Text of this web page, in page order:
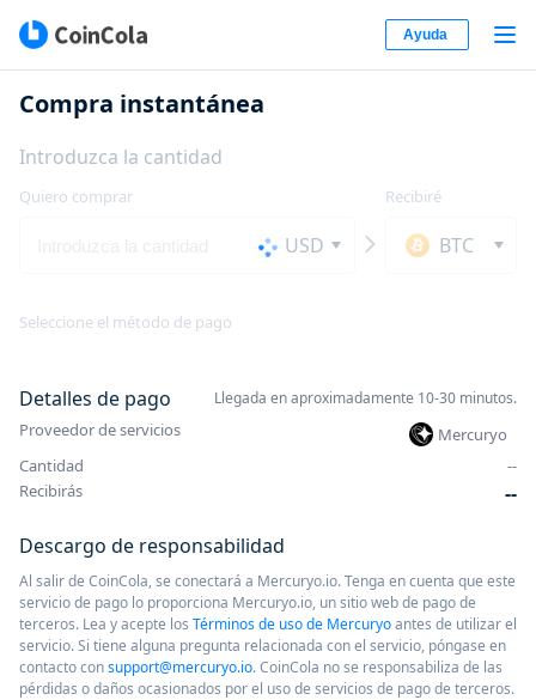
Ayuda
Compra instantánea
Introduzca la cantidad
Quiero comprar
USD
Recibiré
BTC
Seleccione el método de pago
Detalles de pago Llegada en aproximadamente 10-30 minutos.
Proveedor de servicios
Mercuryo
Cantidad
--
Recibirás
--
Descargo de responsabilidad
Al salir de CoinCola, se conectará a Mercuryo.io. Tenga en cuenta que este
servicio de pago lo proporciona Mercuryo.io, un sitio web de pago de
terceros. Lea y acepte los Términos de uso de Mercuryoantes de utilizar el
servicio. Si tiene alguna pregunta relacionada con el servicio, póngase en
contacto consupport@mercuryo.io. CoinCola no se responsabiliza de las
pérdidas o daños ocasionados por el uso de servicios de pago de terceros.